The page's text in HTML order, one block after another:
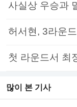
사실상 우승과
허서현, 3라운
첫 라운드서 최
많이 본 기사